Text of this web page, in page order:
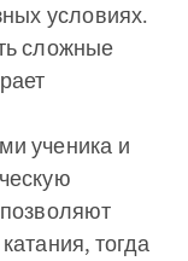
условиях.
сложные
ученика и
тогда